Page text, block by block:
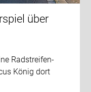
über
Radstreifen-
König dort